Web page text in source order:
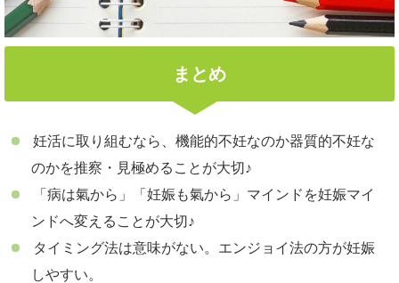
まとめ
妊活に取り組むなら、機能的不妊なのか器質的不妊な
のかを推察・見極めることが大切♪
「病は氣から」「妊娠も氣から」マインドを妊娠マイ
ンドへ変えることが大切♪
タイミング法は意味がない。エンジョイ法の方が妊娠
しやすい。